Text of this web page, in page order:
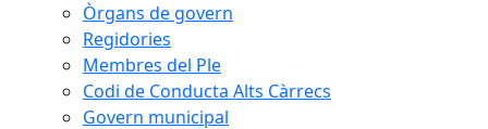
Òrgans de govern
Regidories
Membres del Ple
Codi de Conducta Alts Càrrecs
Govern municipal